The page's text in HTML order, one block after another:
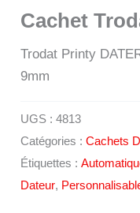
Cachet
Trodat Printy
9mm
UGS :4813
Catégories :Cachets
Étiquettes :
Dateur,